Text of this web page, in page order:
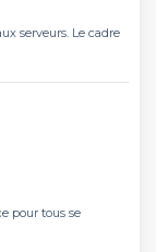
serveurs. Le cadre
pour tous se